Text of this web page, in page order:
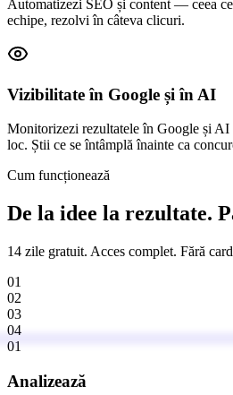
Automatizezi SEO și content — ceea
echipe, rezolvi în câteva clicuri.
Vizibilitate în Google și în AI
Monitorizezi rezultatele în Google și
loc. Știi ce se întâmplă înainte ca
Cum funcționează
De la idee la rezultate.
14 zile gratuit. Acces complet. Fără
01
02
03
04
01
Analizează